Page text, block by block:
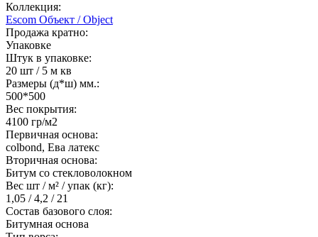
Коллекция:
Escom Объект / Object
Продажа кратно:
Упаковке
Штук в упаковке:
20 шт / 5 м кв
Размеры (д*ш) мм.:
500*500
Вес покрытия:
4100 гр/м2
Первичная основа:
colbond, Ева латекс
Вторичная основа:
Битум со стекловолокном
Вес шт / м² / упак (кг):
1,05 / 4,2 / 21
Состав базового слоя:
Битумная основа